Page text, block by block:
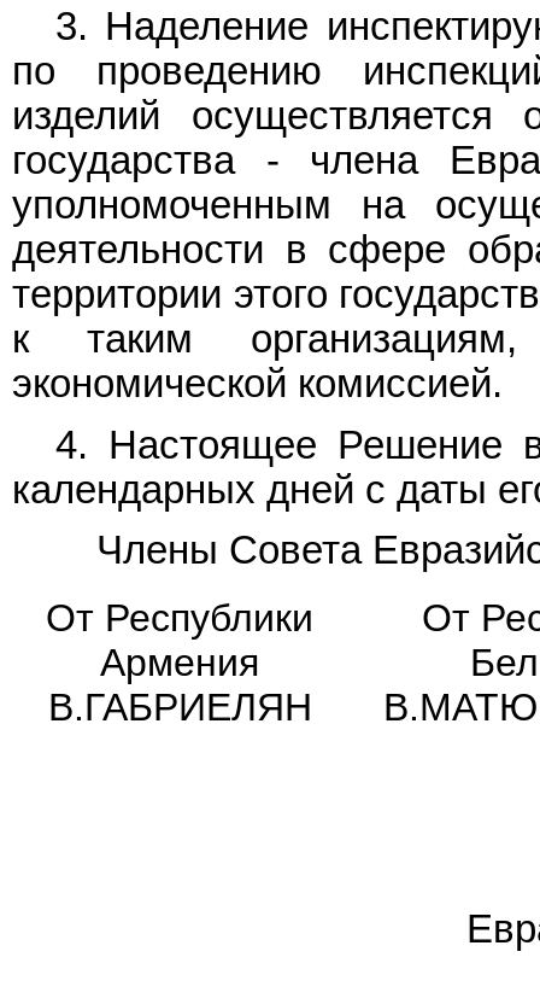
3. Наделение
по проведению
изделий осуществляется
государства - члена
уполномоченным на
деятельности в сфере
территории этого
к таким
экономической комиссией.
4. Настоящее Решение
календарных дней с даты
Члены Совета
От Республики
Армения
В.ГАБРИЕЛЯН
От